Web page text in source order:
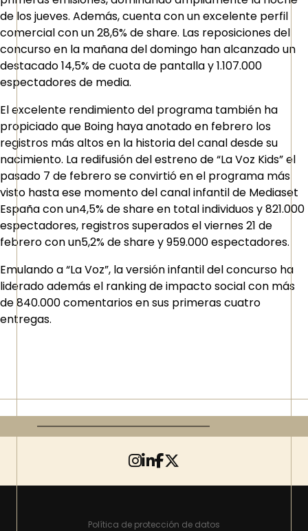
de los jueves. Además, cuenta con un excelente perfil
comercial con un 28,6% de share. Las reposiciones del
concurso en la mañana del domingo han alcanzado un
destacado 14,5% de cuota de pantalla y 1.107.000
espectadores de media.
El excelente rendimiento del programa también ha
propiciado que Boing haya anotado en febrero los
registros más altos en la historia del canal desde su
nacimiento. La redifusión del estreno de “La Voz Kids” el
pasado 7 de febrero se convirtió en el programa más
visto hasta ese momento del canal infantil de Mediaset
España con un4,5% de share en total individuos y 821.000
espectadores, registros superados el viernes 21 de
febrero con un5,2% de share y 959.000 espectadores.
Emulando a “La Voz”, la versión infantil del concurso ha
liderado además el ranking de impacto social con más
de 840.000 comentarios en sus primeras cuatro
entregas.
Política de protección de datos